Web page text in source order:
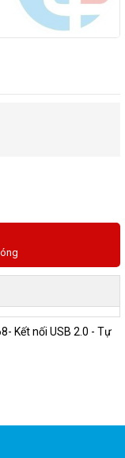
Kết nối USB 2.0 - Tự